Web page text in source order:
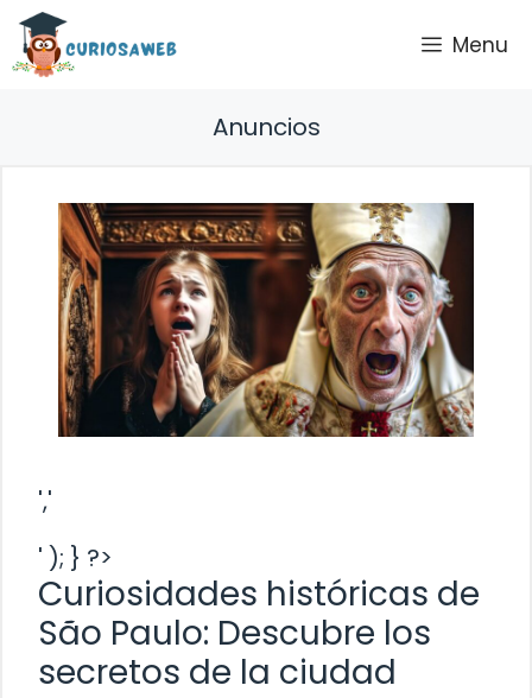
Saltar
contenido
Menu
Anuncios
','
' ); } ?>
Curiosidades históricas de
São Paulo: Descubre los
secretos de la ciudad